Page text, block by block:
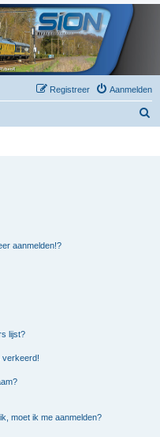
Aanmelden
Registreer
aanmelden!?
lijst?
verkeerd!
moet ik me aanmelden?